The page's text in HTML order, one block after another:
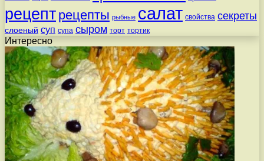
рецепт рецепты рыбные салат свойства секреты
слоеный суп супа сыром торт тортик
Интересно